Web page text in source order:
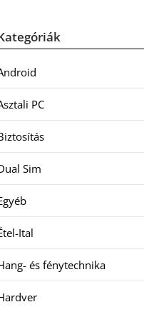
PC
Sim
Ital
és fénytechnika